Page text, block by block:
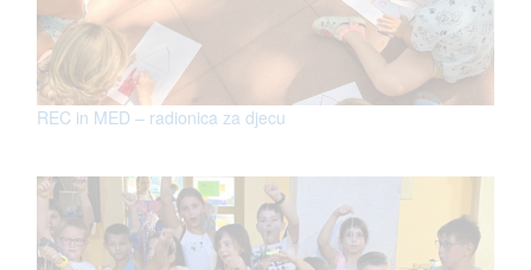
REC in MED – radionica za djecu